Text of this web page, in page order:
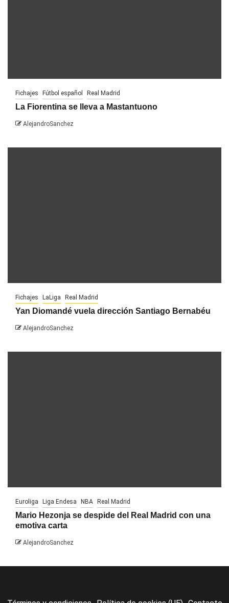
Fichajes Fútbol español Real Madrid
La Fiorentina se lleva a Mastantuono
AlejandroSanchez
Fichajes LaLiga Real Madrid
Yan Diomandé vuela dirección Santiago Bernabéu
AlejandroSanchez
Euroliga Liga Endesa NBA Real Madrid
Mario Hezonja se despide del Real Madrid con una
emotiva carta
AlejandroSanchez